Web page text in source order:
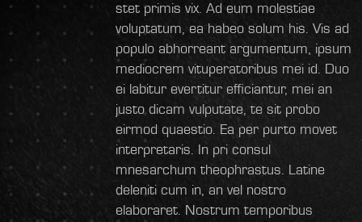
stet primis vix. Ad eum molestiae
voluptatum, ea habeo solum his. Vis ad
populo abhorreant argumentum, ipsum
mediocrem vituperatoribus mei id. Duo
ei labitur evertitur efficiantur, mei an
justo dicam vulputate, te sit probo
eirmod quaestio. Ea per purto movet
interpretaris. In pri consul
mnesarchum theophrastus. Latine
deleniti cum in, an vel nostro
elaboraret. Nostrum temporibus